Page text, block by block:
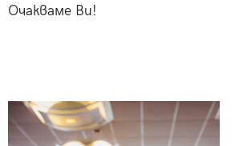
Очакваме Ви!